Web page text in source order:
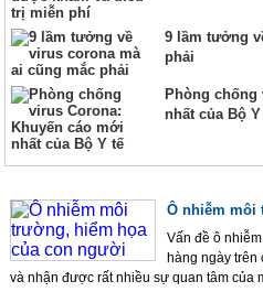
9 lầm tưởng
phải
Phòng chống
nhất của Bộ Y
Ô nhiễm môi
Vấn đề ô
hàng ngày trên
và nhận được rất nhiều sự quan tâm của